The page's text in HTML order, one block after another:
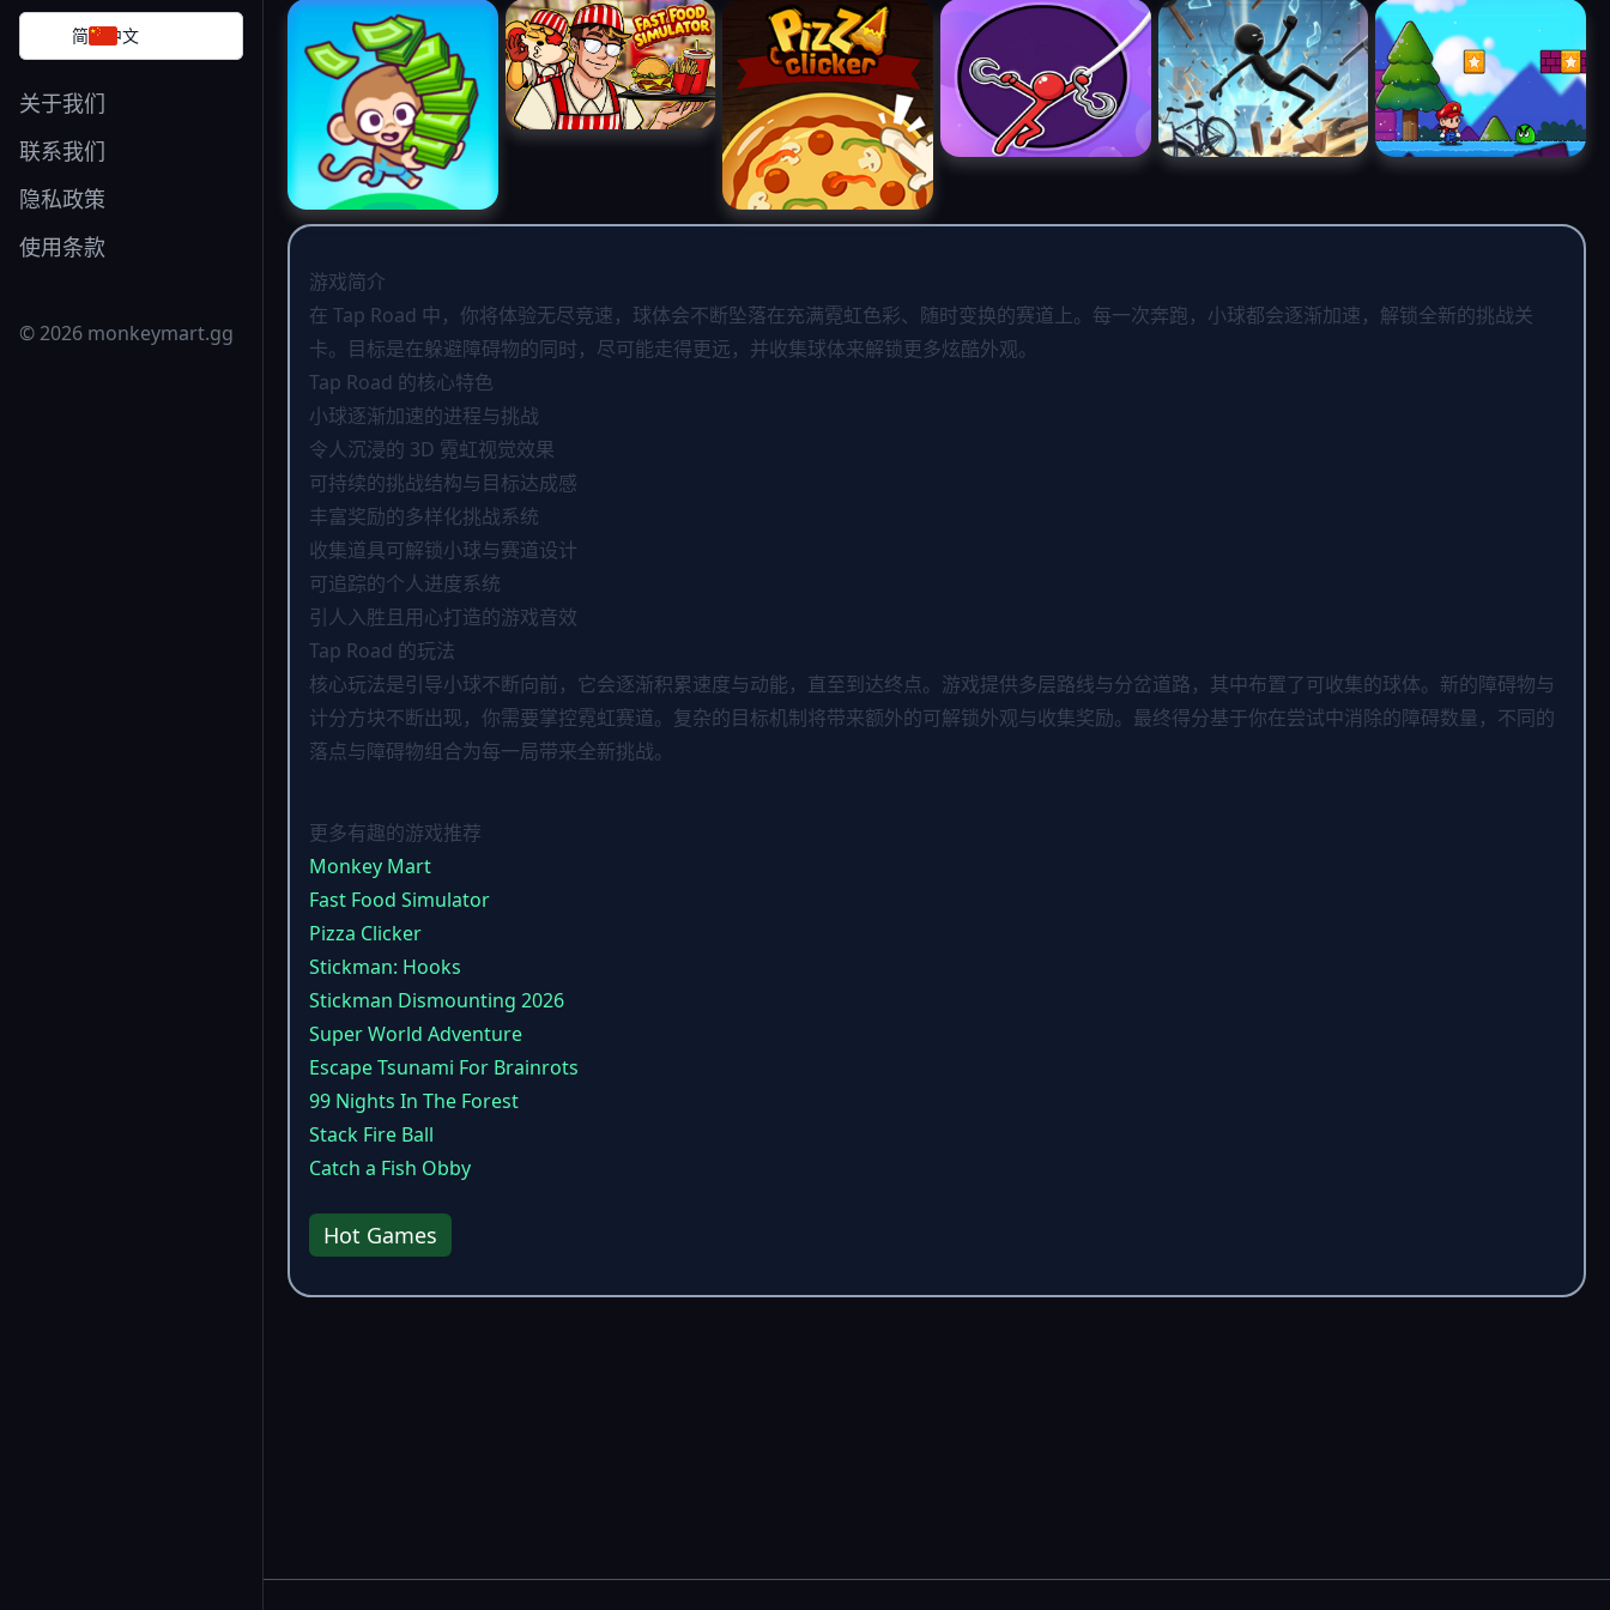
简体中文
关于我们
联系我们
隐私政策
使用条款
© 2026 monkeymart.gg
游戏简介
在 Tap Road 中，你将体验无尽竞速，球体会不断坠落在充满霓虹色彩、随时变换的赛道上。每一次奔跑，小球都会逐渐加速，解锁全新的挑战关
卡。目标是在躲避障碍物的同时，尽可能走得更远，并收集球体来解锁更多炫酷外观。
Tap Road 的核心特色
小球逐渐加速的进程与挑战
令人沉浸的 3D 霓虹视觉效果
可持续的挑战结构与目标达成感
丰富奖励的多样化挑战系统
收集道具可解锁小球与赛道设计
可追踪的个人进度系统
引人入胜且用心打造的游戏音效
Tap Road 的玩法
核心玩法是引导小球不断向前，它会逐渐积累速度与动能，直至到达终点。游戏提供多层路线与分岔道路，其中布置了可收集的球体。新的障碍物与
计分方块不断出现，你需要掌控霓虹赛道。复杂的目标机制将带来额外的可解锁外观与收集奖励。最终得分基于你在尝试中消除的障碍数量，不同的
落点与障碍物组合为每一局带来全新挑战。
更多有趣的游戏推荐
Monkey Mart
Fast Food Simulator
Pizza Clicker
Stickman: Hooks
Stickman Dismounting 2026
Super World Adventure
Escape Tsunami For Brainrots
99 Nights In The Forest
Stack Fire Ball
Catch a Fish Obby
Hot Games